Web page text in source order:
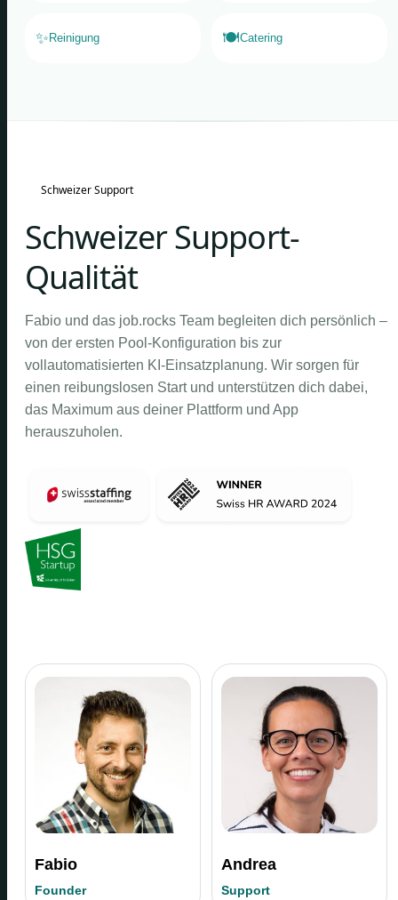
✨ Reinigung 🍽️Catering
Schweizer Support
Schweizer Support-
Qualität
Fabio und das job.rocks Team begleiten dich persönlich –
von der ersten Pool-Konfiguration bis zur
vollautomatisierten KI-Einsatzplanung. Wir sorgen für
einen reibungslosen Start und unterstützen dich dabei,
das Maximum aus deiner Plattform und App
herauszuholen.
Fabio
Founder
Andrea
Support